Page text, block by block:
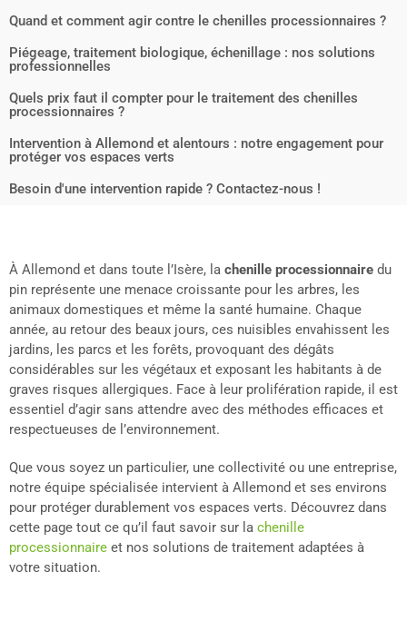
Quand et comment agir contre le chenilles processionnaires ?
Piégeage, traitement biologique, échenillage : nos solutions
professionnelles
Quels prix faut il compter pour le traitement des chenilles
processionnaires ?
Intervention à Allemond et alentours : notre engagement pour
protéger vos espaces verts
Besoin d'une intervention rapide ? Contactez-nous !
À Allemond et dans toute l’Isère, la chenille processionnaire du
pin représente une menace croissante pour les arbres, les
animaux domestiques et même la santé humaine. Chaque
année, au retour des beaux jours, ces nuisibles envahissent les
jardins, les parcs et les forêts, provoquant des dégâts
considérables sur les végétaux et exposant les habitants à de
graves risques allergiques. Face à leur prolifération rapide, il est
essentiel d’agir sans attendre avec des méthodes efficaces et
respectueuses de l’environnement.
Que vous soyez un particulier, une collectivité ou une entreprise,
notre équipe spécialisée intervient à Allemond et ses environs
pour protéger durablement vos espaces verts. Découvrez dans
cette page tout ce qu’il faut savoir sur la chenille
processionnaire et nos solutions de traitement adaptées à
votre situation.